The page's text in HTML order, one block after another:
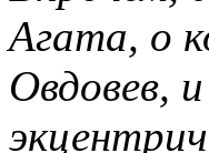
Агата, о
Овдовев,